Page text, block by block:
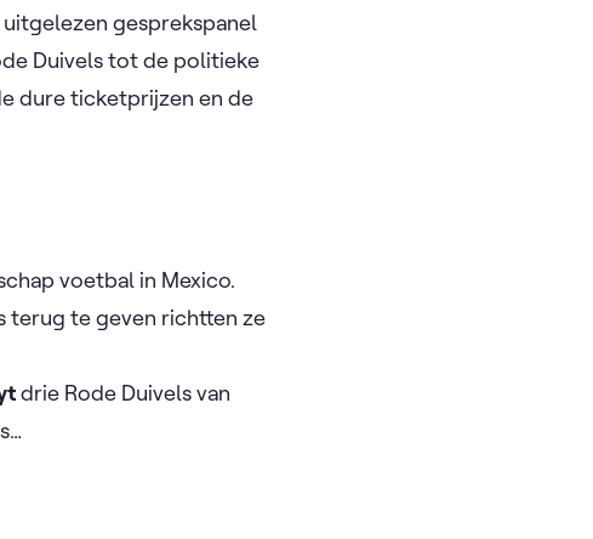
gesprekspanel
Duivels tot de politieke
dure ticketprijzen en de
voetbal in Mexico.
terug te geven richtten ze
drie Rode Duivels van